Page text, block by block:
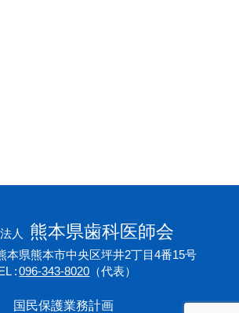
人 熊本県歯科医師会
本県熊本市中央区坪井2丁目4番15号
096-343-8020 （代表）
国民保護業務計画